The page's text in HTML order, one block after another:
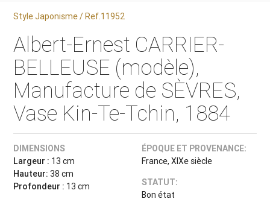
Style Japonisme / Ref.11952
Albert-Ernest CARRIER-
BELLEUSE (modèle),
Manufacture de SÈVRES,
Vase Kin-Te-Tchin, 1884
DIMENSIONS
Largeur : 13 cm
Hauteur: 38 cm
Profondeur : 13 cm
ÉPOQUE ET PROVENANCE:
France, XIXe siècle
STATUT:
Bon état